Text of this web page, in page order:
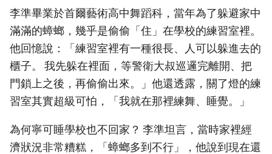
李準畢業於首爾藝術高中舞蹈科，當年為了躲避家中
滿滿的蟑螂，幾乎是偷偷「住」在學校的練習室裡。
他回憶說：「練習室裡有一種很長、人可以躲進去的
櫃子。 我先躲在裡面，等警衛大叔巡邏完離開、把
門鎖上之後，再偷偷出來。」他還透露，關了燈的練
習室其實超級可怕，「我就在那裡練舞、睡覺。」
為何寧可睡學校也不回家？ 李準坦言，當時家裡經
濟狀況非常糟糕，「蟑螂多到不行」，他說到現在還